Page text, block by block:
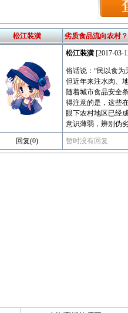
松江装潢 劣质食品流向农村
松江装潢[2017-03-
俗话说：“民以食
但近年来注水肉、
随着城市食品安全
得注意的是，这些
眼下农村地区已经
意识薄弱，辨别伪
回复(0) 暂时没有回复